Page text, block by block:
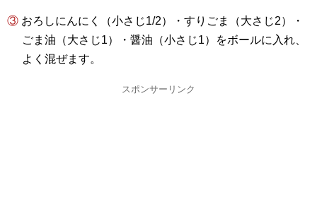
③ おろしにんにく（小さじ1/2）・すりごま（大さじ2）・
ごま油（大さじ1）・醤油（小さじ1）をボールに入れ、
よく混ぜます。
スポンサーリンク